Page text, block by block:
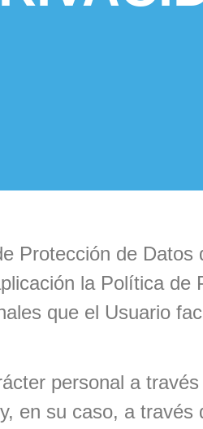
Protección de Datos
la Política de
que el Usuario
personal a
en su caso, a través